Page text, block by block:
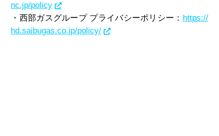
nc.jp/policy
・西部ガスグループ プライバシーポリシー： https://
hd.saibugas.co.jp/policy/